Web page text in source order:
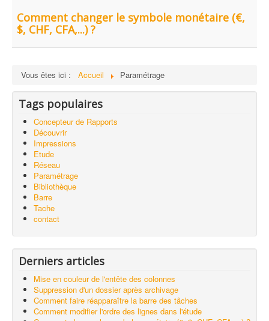
Comment changer le symbole monétaire (€,
$, CHF, CFA,...) ?
Vous êtes ici : Accueil Paramétrage
Tags populaires
Concepteur de Rapports
Découvrir
Impressions
Etude
Réseau
Paramétrage
Bibliothèque
Barre
Tache
contact
Derniers articles
Mise en couleur de l'entête des colonnes
Suppression d'un dossier après archivage
Comment faire réapparaître la barre des tâches
Comment modifier l'ordre des lignes dans l'étude